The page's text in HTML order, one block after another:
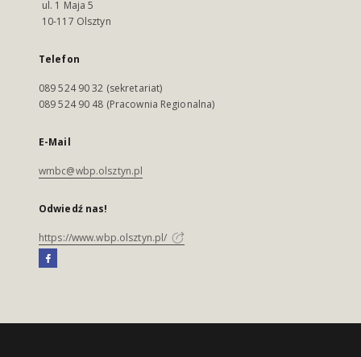
ul. 1 Maja 5
10-117 Olsztyn
Telefon
089 524 90 32 (sekretariat)
089 524 90 48 (Pracownia Regionalna)
E-Mail
wmbc@wbp.olsztyn.pl
Odwiedź nas!
https://www.wbp.olsztyn.pl/